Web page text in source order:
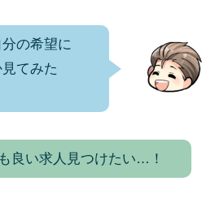
の希望に
てみた
良い求人見つけたい…！